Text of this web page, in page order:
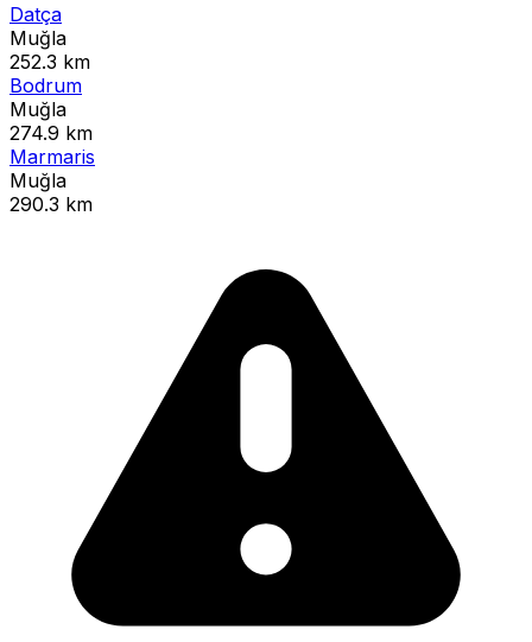
Datça
Muğla
252.3 km
Bodrum
Muğla
274.9 km
Marmaris
Muğla
290.3 km